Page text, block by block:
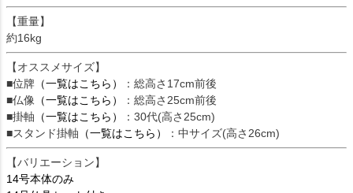
【重量】
約16kg
【オススメサイズ】
■位牌 （一覧はこちら）
：総高さ17cm前後
■仏像 （一覧はこちら）
：総高さ25cm前後
■掛軸 （一覧はこちら）
：30代(高さ25cm)
■スタンド掛軸 （一覧はこちら） ：中サイズ(高さ26cm)
【バリエーション】
14号本体のみ